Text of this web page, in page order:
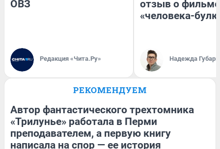
ОВЗ
Редакция «Чита.Ру»
отзыв о
«человека-
Надежда Губарь
РЕКОМЕНДУЕМ
Автор фантастического трехтомника
«Трилунье» работала в Перми
преподавателем, а первую книгу
написала на спор — ее история